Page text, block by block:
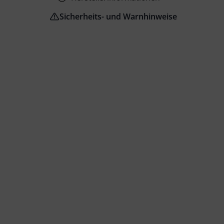
Sicherheits- und Warnhinweise